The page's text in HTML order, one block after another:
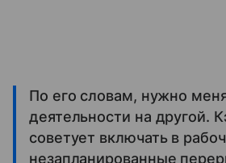
По его словам, нужно
деятельности на другой.
советует включать в
незапланированные